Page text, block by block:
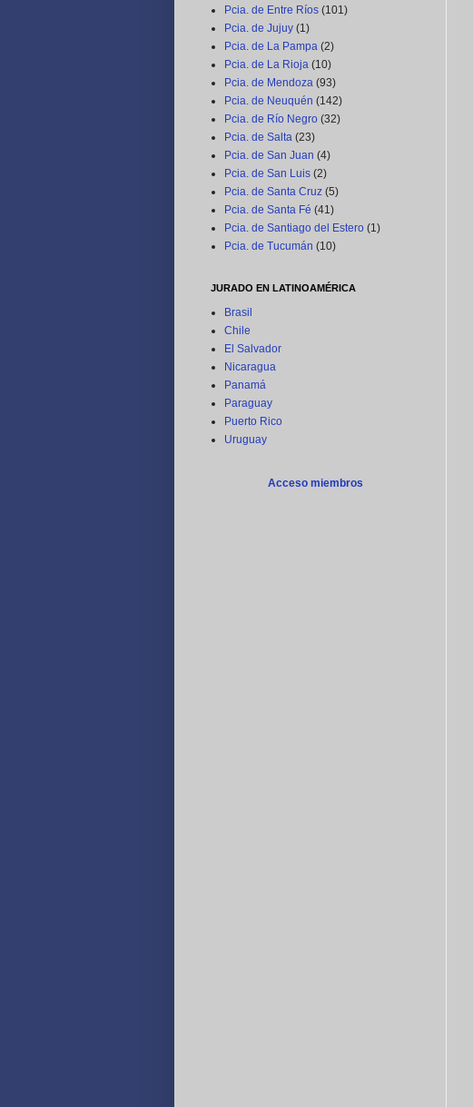
Pcia. de Entre Ríos (101)
Pcia. de Jujuy (1)
Pcia. de La Pampa (2)
Pcia. de La Rioja (10)
Pcia. de Mendoza (93)
Pcia. de Neuquén (142)
Pcia. de Río Negro (32)
Pcia. de Salta (23)
Pcia. de San Juan (4)
Pcia. de San Luis (2)
Pcia. de Santa Cruz (5)
Pcia. de Santa Fé (41)
Pcia. de Santiago del Estero (1)
Pcia. de Tucumán (10)
JURADO EN LATINOAMÉRICA
Brasil
Chile
El Salvador
Nicaragua
Panamá
Paraguay
Puerto Rico
Uruguay
Acceso miembros